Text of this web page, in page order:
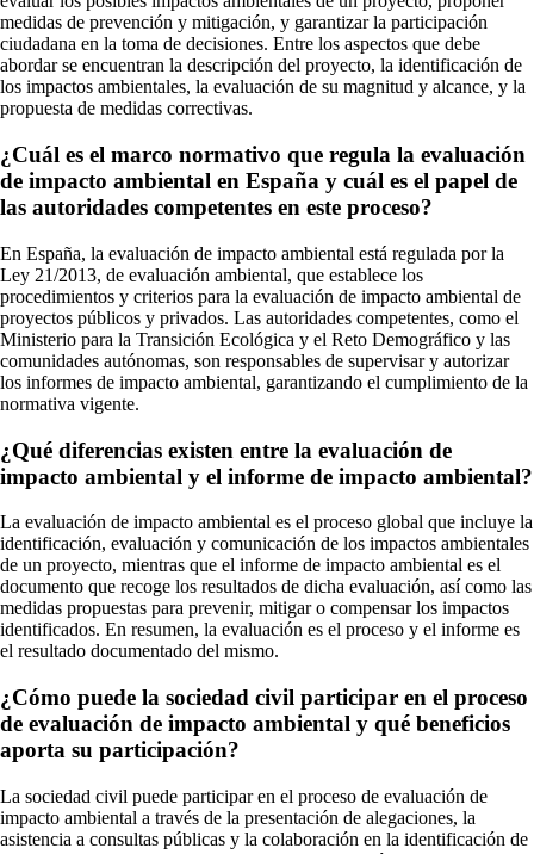
medidas de prevención y mitigación, y garantizar la participación
ciudadana en la toma de decisiones. Entre los aspectos que debe
abordar se encuentran la descripción del proyecto, la identificación de
los impactos ambientales, la evaluación de su magnitud y alcance, y la
propuesta de medidas correctivas.
¿Cuál es el marco normativo que regula la evaluación
de impacto ambiental en España y cuál es el papel de
las autoridades competentes en este proceso?
En España, la evaluación de impacto ambiental está regulada por la
Ley 21/2013, de evaluación ambiental, que establece los
procedimientos y criterios para la evaluación de impacto ambiental de
proyectos públicos y privados. Las autoridades competentes, como el
Ministerio para la Transición Ecológica y el Reto Demográfico y las
comunidades autónomas, son responsables de supervisar y autorizar
los informes de impacto ambiental, garantizando el cumplimiento de la
normativa vigente.
¿Qué diferencias existen entre la evaluación de
impacto ambiental y el informe de impacto ambiental?
La evaluación de impacto ambiental es el proceso global que incluye la
identificación, evaluación y comunicación de los impactos ambientales
de un proyecto, mientras que el informe de impacto ambiental es el
documento que recoge los resultados de dicha evaluación, así como las
medidas propuestas para prevenir, mitigar o compensar los impactos
identificados. En resumen, la evaluación es el proceso y el informe es
el resultado documentado del mismo.
¿Cómo puede la sociedad civil participar en el proceso
de evaluación de impacto ambiental y qué beneficios
aporta su participación?
La sociedad civil puede participar en el proceso de evaluación de
impacto ambiental a través de la presentación de alegaciones, la
asistencia a consultas públicas y la colaboración en la identificación de